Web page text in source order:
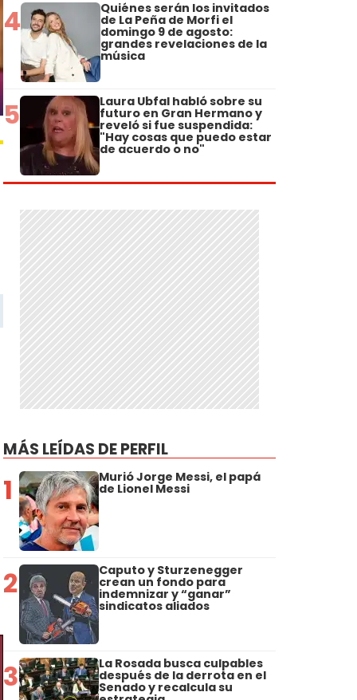
4 Quiénes serán los invitados
de La Peña de Morfi el
domingo 9 de agosto:
grandes revelaciones de la
música
5 Laura Ubfal habló sobre su
futuro en Gran Hermano y
reveló si fue suspendida:
"Hay cosas que puedo estar
de acuerdo o no"
MÁS LEÍDAS DE PERFIL
1 Murió Jorge Messi, el papá
de Lionel Messi
2 Caputo y Sturzenegger
crean un fondo para
indemnizar y “ganar”
sindicatos aliados
3 La Rosada busca culpables
después de la derrota en el
Senado y recalcula su